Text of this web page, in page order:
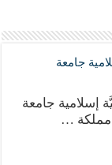
جامعة
إسلامية جامعة
…